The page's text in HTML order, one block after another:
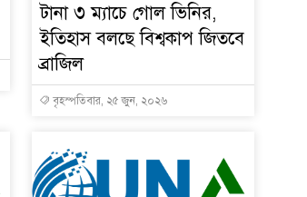
টানা ৩ ম্যাচে গোল ভিনির,
ইতিহাস বলছে বিশ্বকাপ জিতবে
ব্রাজিল
বৃহস্পতিবার, ২৫ জুন, ২০২৬